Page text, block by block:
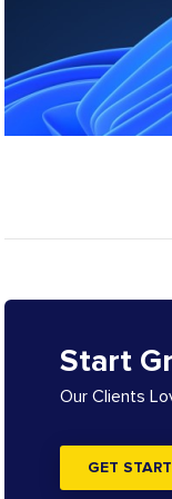
Start
Our Clients
GET